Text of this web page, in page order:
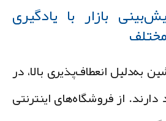
بازار با یادگیری
انعطاف‌پذیری بالا، در
از فروشگاه‌های اینترنتی